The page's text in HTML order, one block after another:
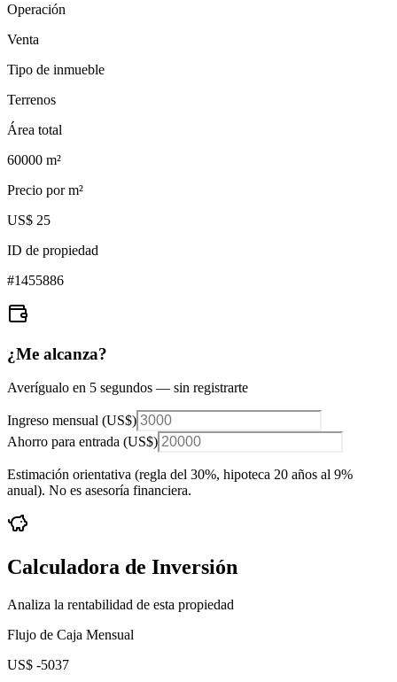
Operación
Venta
Tipo de inmueble
Terrenos
Área total
60000 m²
Precio por m²
US$ 25
ID de propiedad
#1455886
¿Me alcanza?
Averígualo en 5 segundos — sin registrarte
Ingreso mensual (US$)
Ahorro para entrada (US$)
Estimación orientativa (regla del 30%, hipoteca 20 años al 9%
anual). No es asesoría financiera.
Calculadora de Inversión
Analiza la rentabilidad de esta propiedad
Flujo de Caja Mensual
US$ -5037